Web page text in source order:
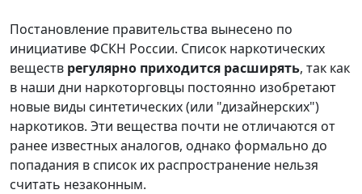
Постановление правительства вынесено по
инициативе ФСКН России. Список наркотических
веществ регулярно приходится расширять, так как
в наши дни наркоторговцы постоянно изобретают
новые виды синтетических (или "дизайнерских")
наркотиков. Эти вещества почти не отличаются от
ранее известных аналогов, однако формально до
попадания в список их распространение нельзя
считать незаконным.